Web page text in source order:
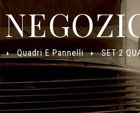
Quadri E Pannelli SET 2